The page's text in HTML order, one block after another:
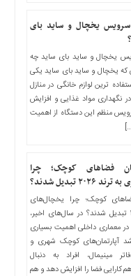
سرویس یخچال و ساید بای
یخچال و ساید بای ساید چه
که یخچال و ساید بای ساید یکی
ترین لوازم خانگی در منازل
مواد غذایی و افزایش
منظم این دستگاه از اهمیت
فضاهای کوچک؛ چرا
تبدیل شدند؟
کوچک؛ چرا یخچال‌های
زیرکانتری به ترند ۲۰۲۶ تبدیل شدند؟ در سال‌های اخیر،
معماری داخلی اهمیت بسیاری
آپارتمان‌های کوچک شهری و
مینیمال، افراد به دنبال
کارایی فضا را افزایش دهد و هم